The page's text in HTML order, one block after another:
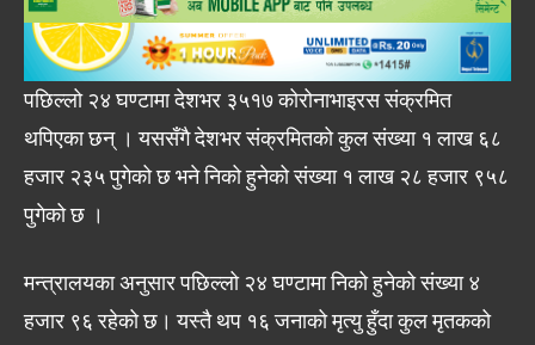
पछिल्लो २४ घण्टामा देशभर ३५१७ कोरोनाभाइरस संक्रमित
थपिएका छन् । यससँगै देशभर संक्रमितको कुल संख्या १ लाख ६८
हजार २३५ पुगेको छ भने निको हुनेको संख्या १ लाख २८ हजार ९५८
पुगेको छ ।
मन्त्रालयका अनुसार पछिल्लो २४ घण्टामा निको हुनेको संख्या ४
हजार ९६ रहेको छ। यस्तै थप १६ जनाको मृत्यु हुँदा कुल मृतकको